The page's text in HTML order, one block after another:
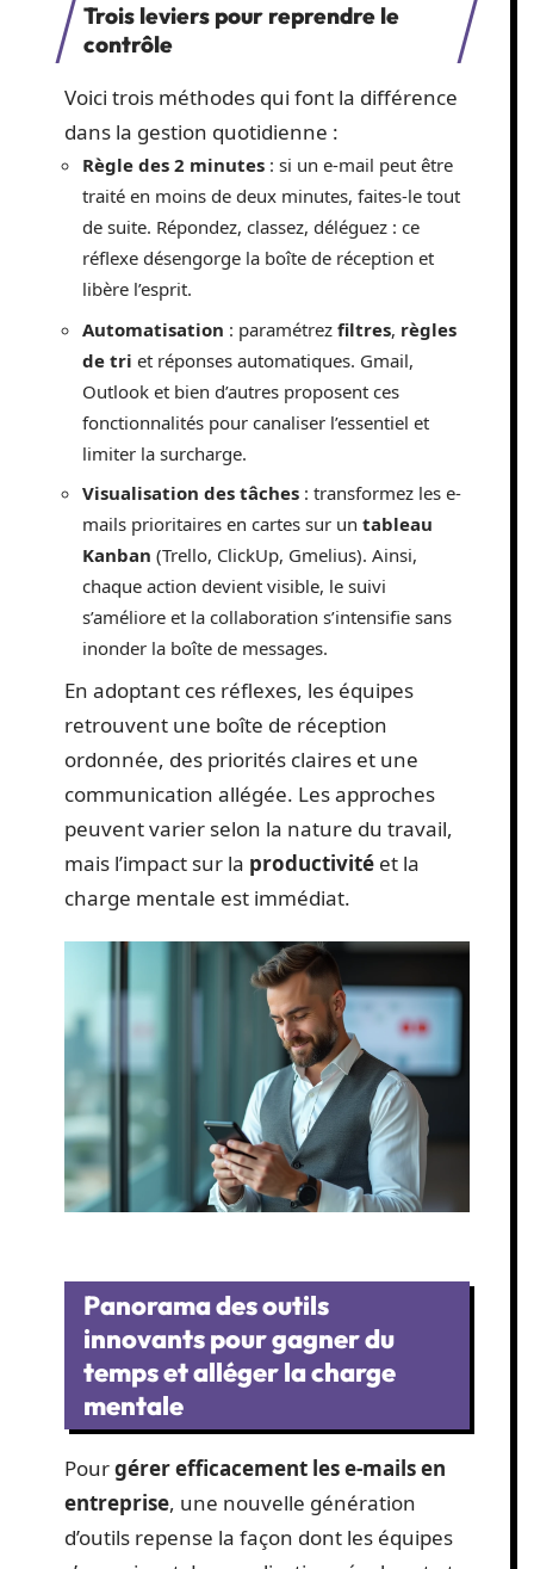
Trois leviers pour reprendre le
contrôle
Voici trois méthodes qui font la différence
dans la gestion quotidienne :
Règle des 2 minutes : si un e-mail peut être
traité en moins de deux minutes, faites-le tout
de suite. Répondez, classez, déléguez : ce
réflexe désengorge la boîte de réception et
libère l’esprit.
Automatisation : paramétrez filtres, règles
de tri et réponses automatiques. Gmail,
Outlook et bien d’autres proposent ces
fonctionnalités pour canaliser l’essentiel et
limiter la surcharge.
Visualisation des tâches : transformez les e-
mails prioritaires en cartes sur un tableau
Kanban (Trello, ClickUp, Gmelius). Ainsi,
chaque action devient visible, le suivi
s’améliore et la collaboration s’intensifie sans
inonder la boîte de messages.
En adoptant ces réflexes, les équipes
retrouvent une boîte de réception
ordonnée, des priorités claires et une
communication allégée. Les approches
peuvent varier selon la nature du travail,
mais l’impact sur la productivité et la
charge mentale est immédiat.
Panorama des outils
innovants pour gagner du
temps et alléger la charge
mentale
Pourgérer efficacement les e-mails en
entreprise, une nouvelle génération
d’outils repense la façon dont les équipes